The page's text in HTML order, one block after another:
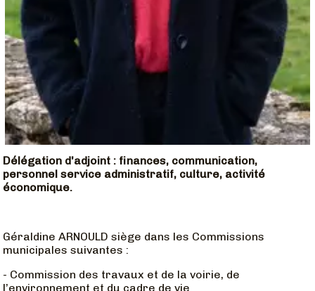
Délégation d'adjoint : finances, communication,
personnel service administratif, culture, activité
économique.
Géraldine ARNOULD siège dans les Commissions
municipales suivantes :
- Commission des travaux et de la voirie, de
l’environnement et du cadre de vie